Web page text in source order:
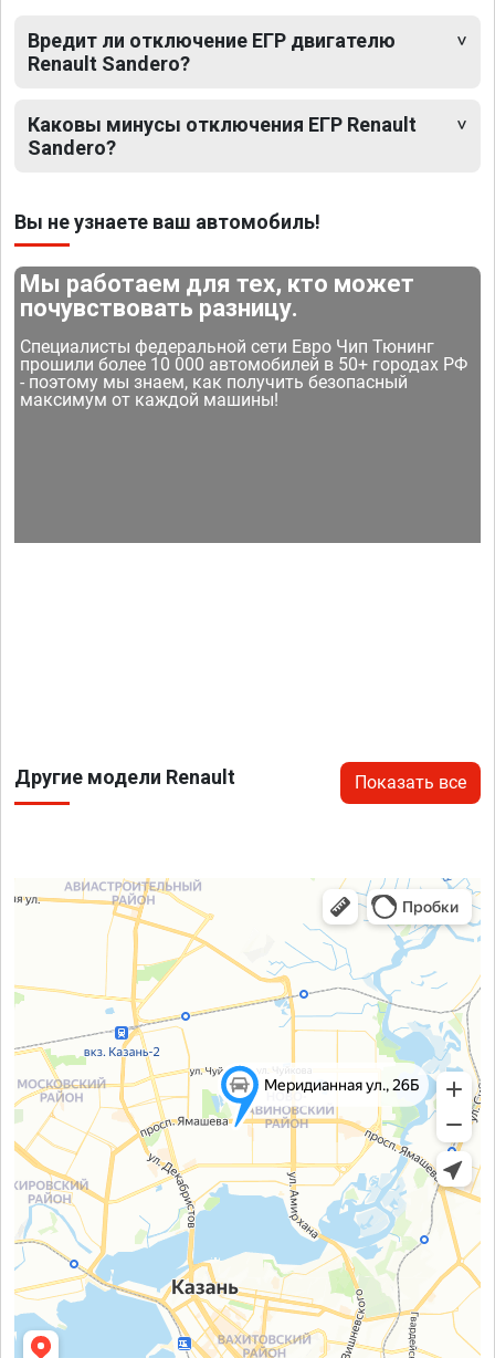
Вредит ли отключение ЕГР двигателю
Renault Sandero?
Каковы минусы отключения ЕГР Renault
Sandero?
Вы не узнаете ваш автомобиль!
Мы работаем для тех, кто может
почувствовать разницу.
Специалисты федеральной сети Евро Чип Тюнинг
прошили более 10 000 автомобилей в 50+ городах РФ
- поэтому мы знаем, как получить безопасный
максимум от каждой машины!
Другие модели Renault Показать все